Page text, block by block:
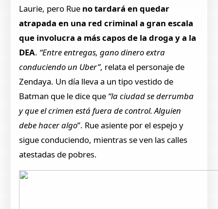
Laurie, pero Rue no tardará en quedar
atrapada en una red criminal a gran escala
que involucra a más capos de la droga y a la
DEA. “Entre entregas, gano dinero extra
conduciendo un Uber”, relata el personaje de
Zendaya. Un día lleva a un tipo vestido de
Batman que le dice que “la ciudad se derrumba
y que el crimen está fuera de control. Alguien
debe hacer algo”. Rue asiente por el espejo y
sigue conduciendo, mientras se ven las calles
atestadas de pobres.